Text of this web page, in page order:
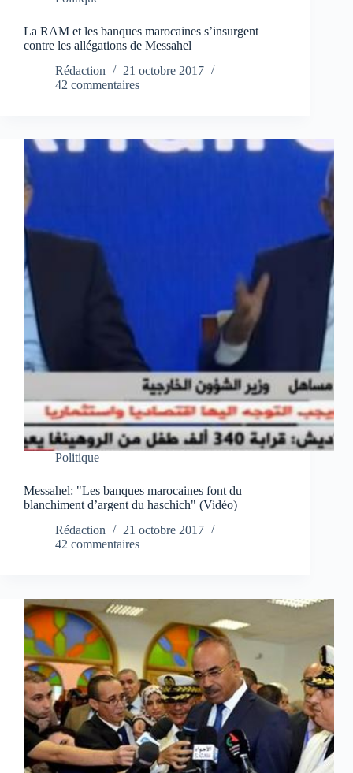
La RAM et les banques marocaines s’insurgent
contre les allégations de Messahel
Rédaction
21 octobre 2017
42 commentaires
Politique
Messahel: "Les banques marocaines font du
blanchiment d’argent du haschich" (Vidéo)
Rédaction
21 octobre 2017
42 commentaires